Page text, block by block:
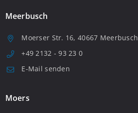
Meerbusch
Moerser Str. 16, 40667 Meerbusch
+49 2132 - 93 23 0
E-Mail senden
Moers